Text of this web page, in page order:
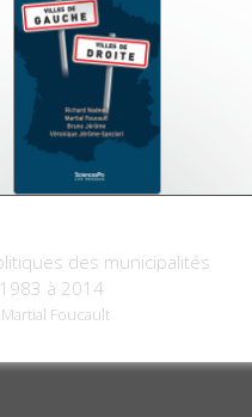
des municipalités
à 2014
Foucault